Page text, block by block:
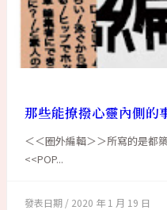
那些能撩撥心靈內側的
＜＜圈外編輯＞＞所寫的是都
<<POP...
2020 年 1 月 19 日